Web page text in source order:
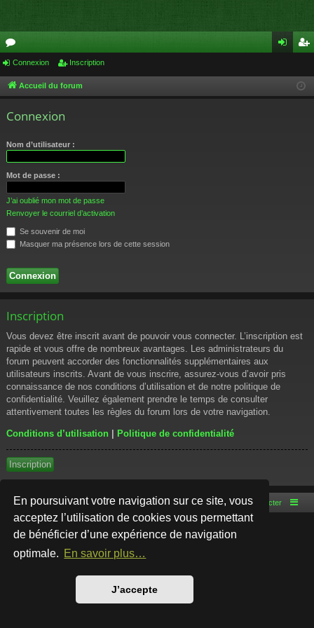
En poursuivant votre navigation sur ce site, vous
acceptez l’utilisation de cookies vous permettant
de bénéficier d’une expérience de navigation
optimale. En savoir plus…
J’accepte
or
u cri
Connexion Inscription
Accueil du forum
Connexion
Nom d’utilisateur :
Mot de passe :
J’ai oublié mon mot de passe
Renvoyer le courriel d’activation
Se souvenir de moi
Masquer ma présence lors de cette session
Inscription
Vous devez être inscrit avant de pouvoir vous connecter. L’inscription est
rapide et vous offre de nombreux avantages. Les administrateurs du
forum peuvent accorder des fonctionnalités supplémentaires aux
utilisateurs inscrits. Avant de vous inscrire, assurez-vous d’avoir pris
connaissance de nos conditions d’utilisation et de notre politique de
confidentialité. Veuillez également prendre le temps de consulter
attentivement toutes les règles du forum lors de votre navigation.
Conditions d’utilisation | Politique de confidentialité
Inscription
Accueil du forum Nous contacter
Développé parphpBB® Forum Software © phpBB Limited
Style par
Traduction française officielle